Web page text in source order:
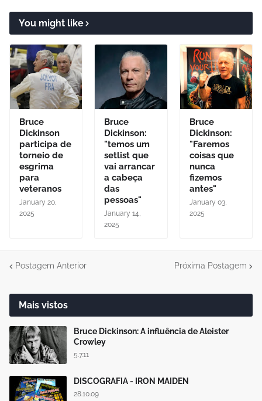
You might like
Bruce
Dickinson
participa de
torneio de
esgrima
para
veteranos
January 20,
2025
Bruce
Dickinson:
"temos um
setlist que
vai arrancar
a cabeça
das
pessoas"
January 14,
2025
Bruce
Dickinson:
"Faremos
coisas que
nunca
fizemos
antes"
January 03,
2025
Postagem Anterior Próxima Postagem
Mais vistos
Bruce Dickinson: A influência de Aleister
Crowley
5.7.11
DISCOGRAFIA - IRON MAIDEN
28.10.09